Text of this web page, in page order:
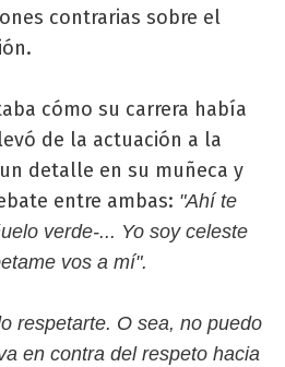
contrarias sobre el
cómo su carrera había
de la actuación a la
detalle en su muñeca y
entre ambas: "Ahí te
verde-... Yo soy celeste
vos a mí".
respetarte. O sea, no puedo
en contra del respeto hacia